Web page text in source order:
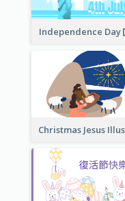
Independence Day